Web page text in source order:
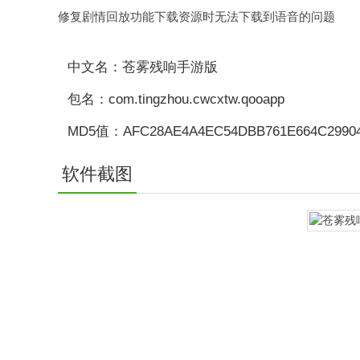
修复剧情回放功能下载资源时无法下载到语音的问题
中文名：苍雾残响手游版
包名：com.tingzhou.cwcxtw.qooapp
MD5值：
软件截图